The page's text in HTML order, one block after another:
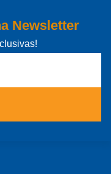
Newsletter